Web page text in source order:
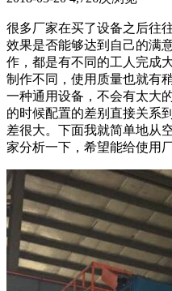
很多厂家在买了设备之后往
效果是否能够达到自己的满
作，都是有不同的工人完成
制作不同，使用质量也就有
一种通用设备，不会有太大
的时候配置的差别直接关系
差很大。下面我就简单地从
家分析一下，希望能给使用